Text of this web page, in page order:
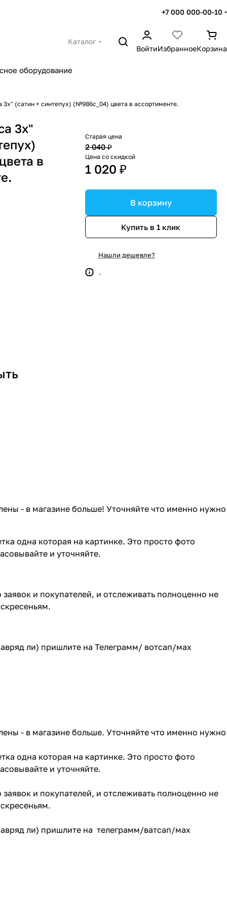
+7 000 000-00-10
Каталог
ВойтиИзбранноеКорзина
оборудование
3х" (сатин + синтепух) (№986с_04) цвета в ассортименте.
3х"
в
Старая цена
2 040 ₽
Цена со скидкой
1 020 ₽
В корзину
Купить в 1 клик
Нашли дешевле?
.
- в магазине больше! Уточняйте что именно нужно
одна которая на картинке. Это просто фото
и уточняйте.
и покупателей, и отслеживать полноценно не
ли) пришлите на Телеграмм/ вотсап/мах
- в магазине больше. Уточняйте что именно нужно
одна которая на картинке. Это просто фото
и уточняйте.
и покупателей, и отслеживать полноценно не
ли) пришлите на телеграмм/ватсап/мах